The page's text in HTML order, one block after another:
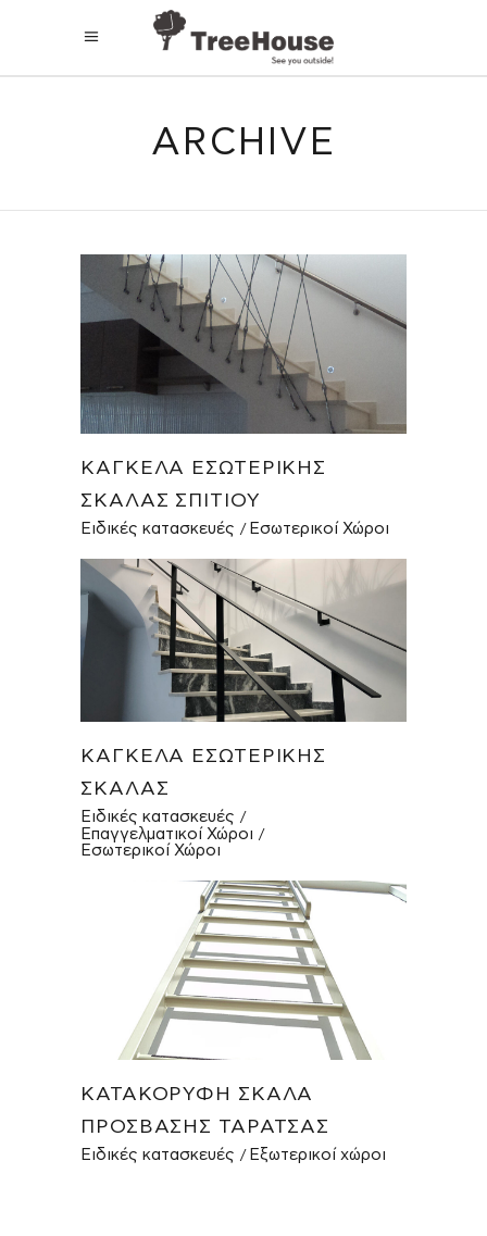
ARCHIVE
ΚΆΓΚΕΛΑ ΕΣΩΤΕΡΙΚΉΣ
ΣΚΆΛΑΣ ΣΠΙΤΙΟΎ
Ειδικές κατασκευές Εσωτερικοί Χώροι
ΚΆΓΚΕΛΑ ΕΣΩΤΕΡΙΚΉΣ
ΣΚΆΛΑΣ
Ειδικές κατασκευές
Επαγγελματικοί Χώροι
Εσωτερικοί Χώροι
ΚΑΤΑΚΌΡΥΦΗ ΣΚΆΛΑ
ΠΡΌΣΒΑΣΗΣ ΤΑΡΆΤΣΑΣ
Ειδικές κατασκευές Εξωτερικοί χώροι